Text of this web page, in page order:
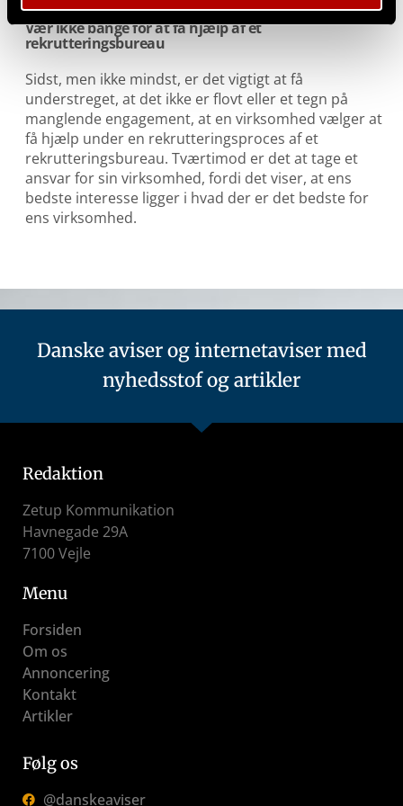
Vær ikke bange for at få hjælp af et
rekrutteringsbureau
Sidst, men ikke mindst, er det vigtigt at få
understreget, at det ikke er flovt eller et tegn på
manglende engagement, at en virksomhed vælger at
få hjælp under en rekrutteringsproces af et
rekrutteringsbureau. Tværtimod er det at tage et
ansvar for sin virksomhed, fordi det viser, at ens
bedste interesse ligger i hvad der er det bedste for
ens virksomhed.
Danske aviser og internetaviser med
nyhedsstof og artikler
Redaktion
Zetup Kommunikation
Havnegade 29A
7100 Vejle
Menu
Forsiden
Om os
Annoncering
Kontakt
Artikler
Følg os
@danskeaviser